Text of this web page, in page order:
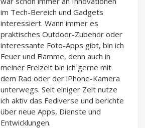
im Tech-Bereich und Gadgets
interessiert. Wann immer es
praktisches Outdoor-Zubehör oder
interessante Foto-Apps gibt, bin ich
Feuer und Flamme, denn auch in
meiner Freizeit bin ich gerne mit
dem Rad oder der iPhone-Kamera
unterwegs. Seit einiger Zeit nutze
ich aktiv das Fediverse und berichte
über neue Apps, Dienste und
Entwicklungen.